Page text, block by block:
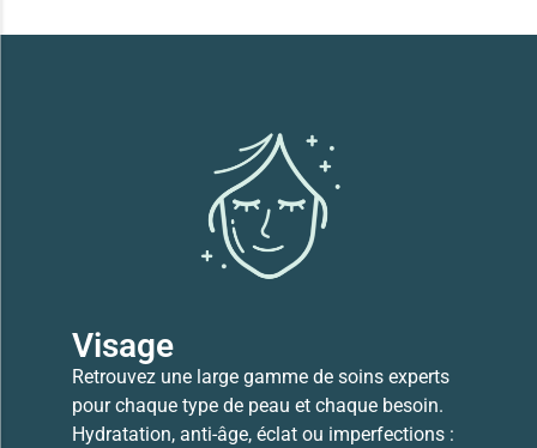
Visage
Retrouvez une large gamme de soins experts
pour chaque type de peau et chaque besoin.
Hydratation, anti-âge, éclat ou imperfections :